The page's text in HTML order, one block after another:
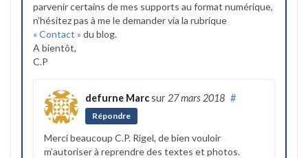
parvenir certains de mes supports au format numérique,
n’hésitez pas à me le demander via la rubrique
« Contact » du blog.
A bientôt,
C.P
defurne Marcsur 27 mars 2018 #
Répondre
Merci beaucoup C.P. Rigel, de bien vouloir
m’autoriser à reprendre des textes et photos.